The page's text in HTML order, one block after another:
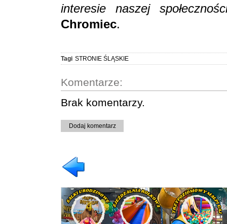
interesie naszej
Chromiec.
Tagi STRONIE ŚLĄSKIE
Komentarze:
Brak komentarzy.
Dodaj komentarz